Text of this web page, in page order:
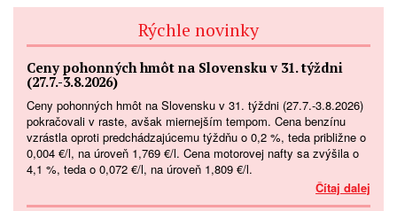
Rýchle novinky
Ceny pohonných hmôt na Slovensku v 31. týždni
(27.7.-3.8.2026)
Ceny pohonných hmôt na Slovensku v 31. týždni (27.7.-3.8.2026)
pokračovali v raste, avšak miernejším tempom. Cena benzínu
vzrástla oproti predchádzajúcemu týždňu o 0,2 %, teda približne o
0,004 €/l, na úroveň 1,769 €/l. Cena motorovej nafty sa zvýšila o
4,1 %, teda o 0,072 €/l, na úroveň 1,809 €/l.
Čítaj dalej